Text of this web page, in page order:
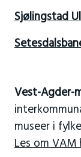
Sjølingstad
Vest-Agder-
museer i
Les om VAM